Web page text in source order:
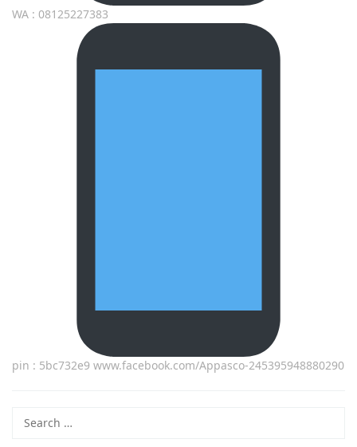
WA : 08125227383
pin : 5bc732e9 www.facebook.com/Appasco-245395948880290
for: